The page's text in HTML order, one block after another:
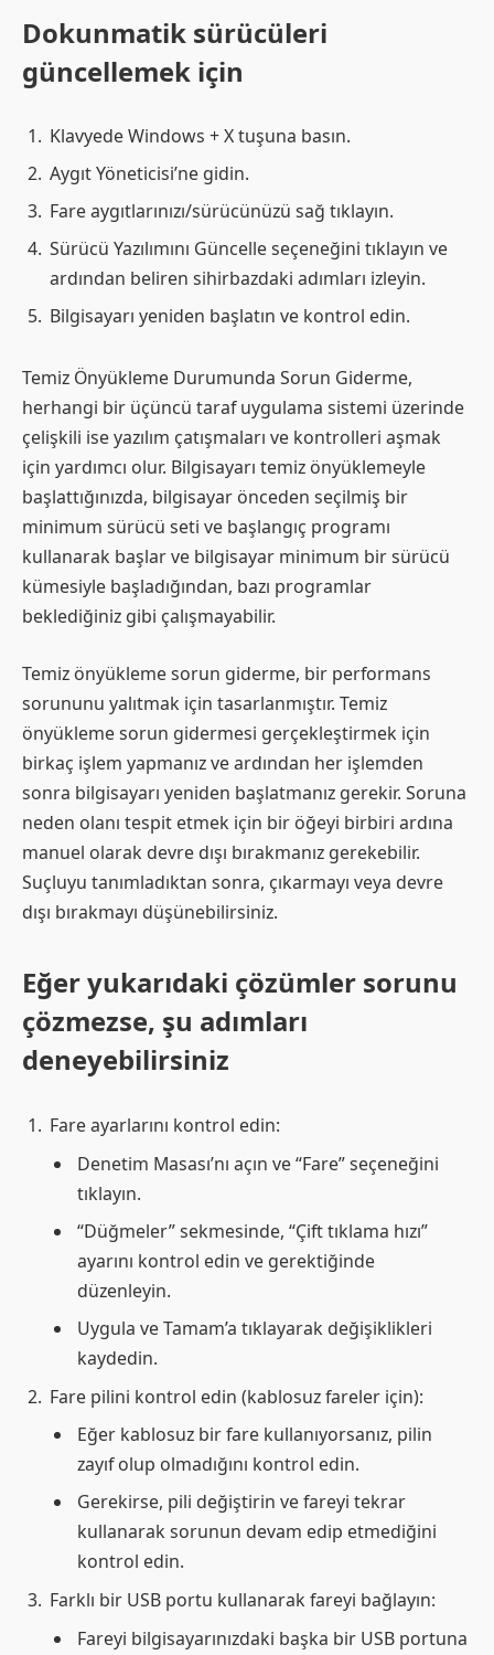
Dokunmatik sürücüleri
güncellemek için
Klavyede Windows + X tuşuna basın.
Aygıt Yöneticisi’ne gidin.
Fare aygıtlarınızı/sürücünüzü sağ tıklayın.
Sürücü Yazılımını Güncelle seçeneğini tıklayın ve
ardından beliren sihirbazdaki adımları izleyin.
Bilgisayarı yeniden başlatın ve kontrol edin.
Temiz Önyükleme Durumunda Sorun Giderme,
herhangi bir üçüncü taraf uygulama sistemi üzerinde
çelişkili ise yazılım çatışmaları ve kontrolleri aşmak
için yardımcı olur. Bilgisayarı temiz önyüklemeyle
başlattığınızda, bilgisayar önceden seçilmiş bir
minimum sürücü seti ve başlangıç programı
kullanarak başlar ve bilgisayar minimum bir sürücü
kümesiyle başladığından, bazı programlar
beklediğiniz gibi çalışmayabilir.
Temiz önyükleme sorun giderme, bir performans
sorununu yalıtmak için tasarlanmıştır. Temiz
önyükleme sorun gidermesi gerçekleştirmek için
birkaç işlem yapmanız ve ardından her işlemden
sonra bilgisayarı yeniden başlatmanız gerekir. Soruna
neden olanı tespit etmek için bir öğeyi birbiri ardına
manuel olarak devre dışı bırakmanız gerekebilir.
Suçluyu tanımladıktan sonra, çıkarmayı veya devre
dışı bırakmayı düşünebilirsiniz.
Eğer yukarıdaki çözümler sorunu
çözmezse, şu adımları
deneyebilirsiniz
Fare ayarlarını kontrol edin:
Denetim Masası’nı açın ve “Fare” seçeneğini
tıklayın.
“Düğmeler” sekmesinde, “Çift tıklama hızı”
ayarını kontrol edin ve gerektiğinde
düzenleyin.
Uygula ve Tamam’a tıklayarak değişiklikleri
kaydedin.
Fare pilini kontrol edin (kablosuz fareler için):
Eğer kablosuz bir fare kullanıyorsanız, pilin
zayıf olup olmadığını kontrol edin.
Gerekirse, pili değiştirin ve fareyi tekrar
kullanarak sorunun devam edip etmediğini
kontrol edin.
Farklı bir USB portu kullanarak fareyi bağlayın:
Fareyi bilgisayarınızdaki başka bir USB portuna